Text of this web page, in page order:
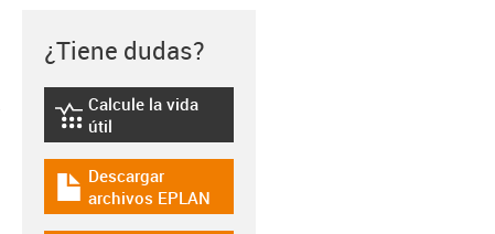
¿Tiene dudas?
igus-icon-lebensdauerrechner
Calcule la vida
útil
igus-icon-download-plan
Descargar
archivos EPLAN